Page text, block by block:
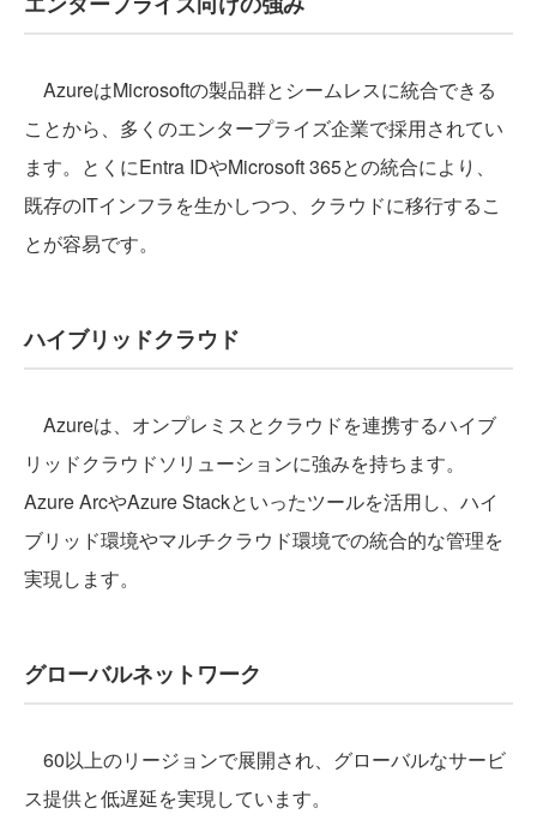
AzureはMicrosoftの製品群とシームレスに統合できる
ことから、多くのエンタープライズ企業で採用されてい
ます。とくにEntra IDやMicrosoft 365との統合により、
既存のITインフラを生かしつつ、クラウドに移行するこ
とが容易です。
ハイブリッドクラウド
Azureは、オンプレミスとクラウドを連携するハイブ
リッドクラウドソリューションに強みを持ちます。
Azure ArcやAzure Stackといったツールを活用し、ハイ
ブリッド環境やマルチクラウド環境での統合的な管理を
実現します。
グローバルネットワーク
60以上のリージョンで展開され、グローバルなサービ
ス提供と低遅延を実現しています。